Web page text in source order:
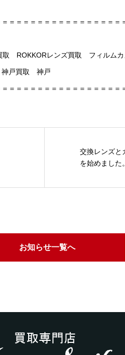
＝＝＝＝＝＝＝＝＝＝＝＝＝＝＝＝
ROKKORレンズ買取 フィルムカ
戸買取 神戸
＝＝＝＝＝＝＝＝＝＝＝＝＝＝＝＝
交換レンズと
を始めました。
お知らせ一覧へ